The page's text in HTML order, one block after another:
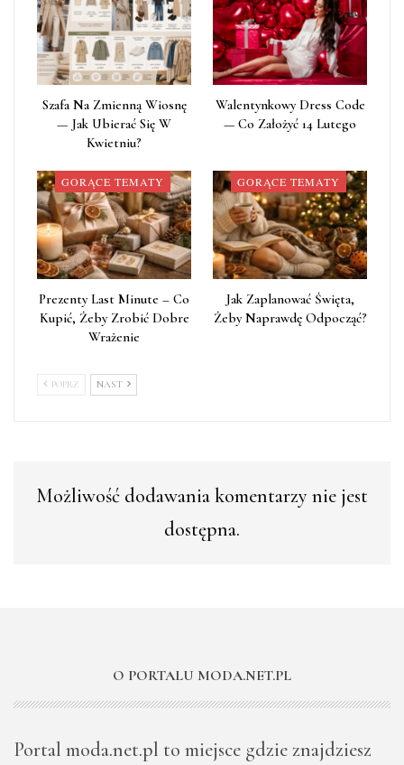
Szafa Na Zmienną Wiosnę
— Jak Ubierać Się W
Kwietniu?
Walentynkowy Dress Code
— Co Założyć 14 Lutego
GORĄCE TEMATY
Prezenty Last Minute – Co
Kupić, Żeby Zrobić Dobre
Wrażenie
GORĄCE TEMATY
Jak Zaplanować Święta,
Żeby Naprawdę Odpocząć?
POPRZ NAST
Możliwość dodawania komentarzy nie jest
dostępna.
O PORTALU MODA.NET.PL
Portal moda.net.pl to miejsce gdzie znajdziesz